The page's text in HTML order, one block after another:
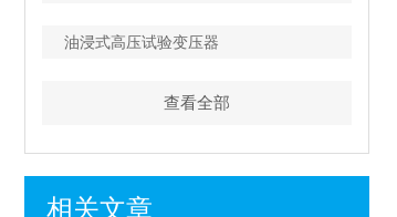
油浸式高压试验变压器
查看全部
相关文章